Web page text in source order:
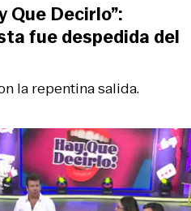
la repentina salida.
Que Decirlo”:
fue despedida del